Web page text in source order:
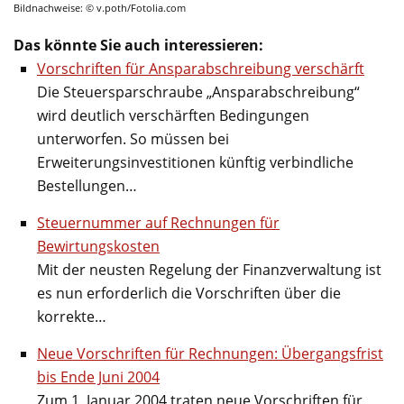
Bildnachweise: © v.poth/Fotolia.com
Das könnte Sie auch interessieren:
Vorschriften für Ansparabschreibung verschärft
Die Steuersparschraube „Ansparabschreibung“
wird deutlich verschärften Bedingungen
unterworfen. So müssen bei
Erweiterungsinvestitionen künftig verbindliche
Bestellungen…
Steuernummer auf Rechnungen für
Bewirtungskosten
Mit der neusten Regelung der Finanzverwaltung ist
es nun erforderlich die Vorschriften über die
korrekte…
Neue Vorschriften für Rechnungen: Übergangsfrist
bis Ende Juni 2004
Zum 1. Januar 2004 traten neue Vorschriften für